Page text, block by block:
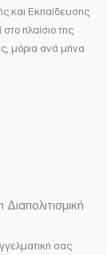
και Εκπαίδευσης
πλαίσιο της
μόρια ανά μήνα
σας